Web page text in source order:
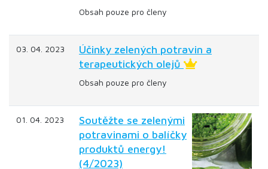
Obsah pouze pro členy
03. 04. 2023
Účinky zelených potravin a
terapeutických olejů
Obsah pouze pro členy
01. 04. 2023
Soutěžte se zelenými
potravinami o balíčky
produktů energy!
(4/2023)